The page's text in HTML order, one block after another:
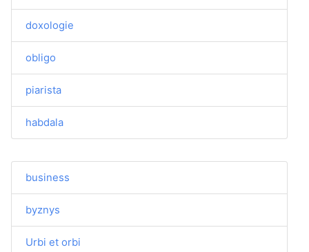
doxologie
obligo
piarista
habdala
business
byznys
Urbi et orbi